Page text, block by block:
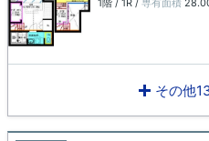
1階 / 1R / 専有面積
その他